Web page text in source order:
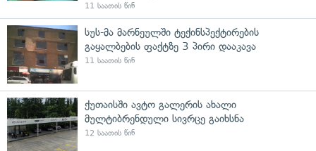
11 საათის წინ
სუს-მა მარნეულში ტექინსპექტირების
გაყალბების ფაქტზე 3 პირი დააკავა
11 საათის წინ
ქუთაისში ავტო გალერის ახალი
მულტიბრენდული სივრცე გაიხსნა
12 საათის წინ